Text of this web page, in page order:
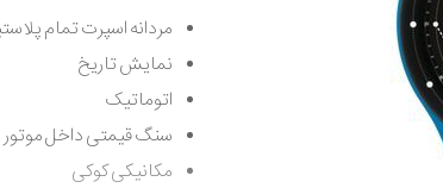
مردانه اسپرت تمام
نمایش تاریخ
اتوماتیک
سنگ قیمتی داخل موتور
مکانیکی کوکی